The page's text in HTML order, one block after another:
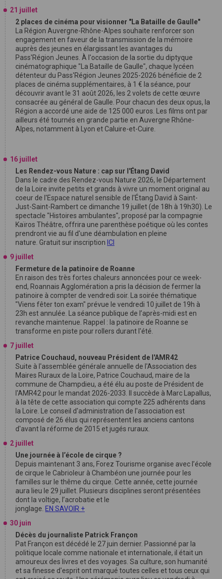
21 juillet
2 places de cinéma pour visionner "La Bataille de Gaulle"
La Région Auvergne-Rhône-Alpes souhaite renforcer son
engagement en faveur de la transmission de la mémoire
auprès des jeunes en élargissant les avantages du
Pass'Région Jeunes. À l'occasion de la sortie du diptyque
cinématographique "La Bataille de Gaulle", chaque lycéen
détenteur du Pass'Région Jeunes 2025-2026 bénéficie de 2
places de cinéma supplémentaires, à 1 € la séance, pour
découvrir avant le 31 août 2026, les 2 volets de cette œuvre
consacrée au général de Gaulle. Pour chacun des deux opus, la
Région a accordé une aide de 125 000 euros. Les films ont par
ailleurs été tournés en grande partie en Auvergne Rhône-
Alpes, notamment à Lyon et Caluire-et-Cuire.
16 juillet
Les Rendez-vous Nature : cap sur l'Étang David
Dans le cadre des Rendez-vous Nature 2026, le Département
de la Loire invite petits et grands à vivre un moment original au
coeur de l'Espace naturel sensible de l'Étang David à Saint-
Just-Saint-Rambert ce dimanche 19 juillet (de 18h à 19h30). Le
spectacle "Histoires ambulantes", proposé par la compagnie
Kaïros Théâtre, offrira une parenthèse poétique où les contes
prendront vie au fil d'une déambulation en pleine
nature. Gratuit sur inscription ICI
9 juillet
Fermeture de la patinoire de Roanne
En raison des très fortes chaleurs annoncées pour ce week-
end, Roannais Agglomération a pris la décision de fermer la
patinoire à compter de vendredi soir. La soirée thématique
"Viens fêter ton exam" prévue le vendredi 10 juillet de 19h à
23h est annulée. La séance publique de l’après-midi est en
revanche maintenue. Rappel : la patinoire de Roanne se
transforme en piste pour rollers durant l'été.
7 juillet
Patrice Couchaud, nouveau Président de l'AMR42
Suite à l'assemblée générale annuelle de l'Association des
Maires Ruraux de la Loire, Patrice Couchaud, maire de la
commune de Champdieu, a été élu au poste de Président de
l'AMR42 pour le mandat 2026-2033. Il succède à Marc Lapallus,
à la tête de cette association qui compte 225 adhérents dans
la Loire. Le conseil d'administration de l'association est
composé de 26 élus qui représentent les anciens cantons
d'avant la réforme de 2015 et jugés ruraux.
2 juillet
Une journée à l’école de cirque ?
Depuis maintenant 3 ans, Forez Tourisme organise avec l’école
de cirque le Cabrioleur à Chambéon une journée pour les
familles sur le thême du cirque. Cette année, cette journée
aura lieu le 29 juillet. Plusieurs disciplines seront présentées
dont la voltige, l’acrobatie et le
jonglage. EN SAVOIR +
30 juin
Décès du journaliste Patrick Françon
Pat Françon est décédé le 27 juin dernier. Passionné par la
politique locale comme nationale et internationale, il était un
amoureux des livres et des voyages. Sa culture, son humanité
et sa finesse d'esprit ont marqué toutes celles et tous ceux qui